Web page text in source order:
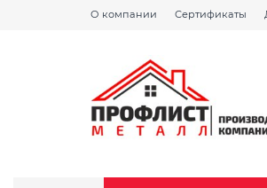
О компании Сертификаты